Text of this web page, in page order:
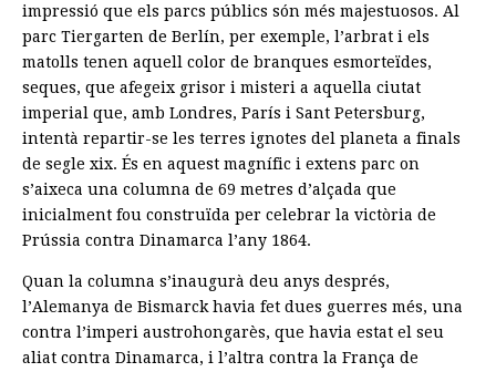
impressió que els parcs públics són més majestuosos. Al
parc Tiergarten de Berlín, per exemple, l’arbrat i els
matolls tenen aquell color de branques esmorteïdes,
seques, que afegeix grisor i misteri a aquella ciutat
imperial que, amb Londres, París i Sant Petersburg,
intentà repartir-se les terres ignotes del planeta a finals
de segle xix. És en aquest magnífic i extens parc on
s’aixeca una columna de 69 metres d’alçada que
inicialment fou construïda per celebrar la victòria de
Prússia contra Dinamarca l’any 1864.
Quan la columna s’inaugurà deu anys després,
l’Alemanya de Bismarck havia fet dues guerres més, una
contra l’imperi austrohongarès, que havia estat el seu
aliat contra Dinamarca, i l’altra contra la França de